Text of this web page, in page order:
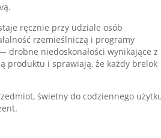
ręcznie przy udziale osób
rzemieślniczą i programy
drobne niedoskonałości wynikające z
produktu i sprawiają, że każdy brelok
świetny do codziennego